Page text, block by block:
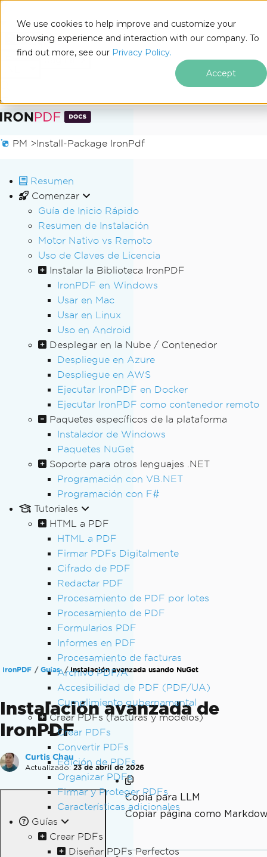
We use cookies to help improve and customize your
browsing experience and interaction with our company. To
find out more, see our Privacy Policy.
Accept
Saltar al pie de página
Docs
PM >Install-Package IronPdf
Resumen
Comenzar
Guía de Inicio Rápido
Resumen de Instalación
Motor Nativo vs Remoto
Uso de Claves de Licencia
Instalar la Biblioteca IronPDF
IronPDF en Windows
Usar en Mac
Usar en Linux
Uso en Android
Desplegar en la Nube / Contenedor
Despliegue en Azure
Despliegue en AWS
Ejecutar IronPDF en Docker
Ejecutar IronPDF como contenedor remoto
Paquetes específicos de la plataforma
Instalador de Windows
Paquetes NuGet
Soporte para otros lenguajes .NET
Programación con VB.NET
Programación con F#
Tutoriales
HTML a PDF
HTML a PDF
Firmar PDFs Digitalmente
Cifrado de PDF
Redactar PDF
Procesamiento de PDF por lotes
Procesamiento de PDF
Formularios PDF
Informes en PDF
Procesamiento de facturas
Archivo PDF/A
Accesibilidad de PDF (PDF/UA)
Cumplimiento gubernamental
Crear PDFs (facturas y modelos)
Crear PDFs
Convertir PDFs
Edición de PDFs
Organizar PDFs
Firmar y Proteger PDFs
Características adicionales
Guías
Crear PDFs
Diseñar PDFs Perfectos
IronPDF Guías Instalación avanzada usando NuGet
Instalación avanzada de
IronPDF
Curtis Chau
Actualizado: 23 de abril de 2026
Copia para LLM
Copiar página como